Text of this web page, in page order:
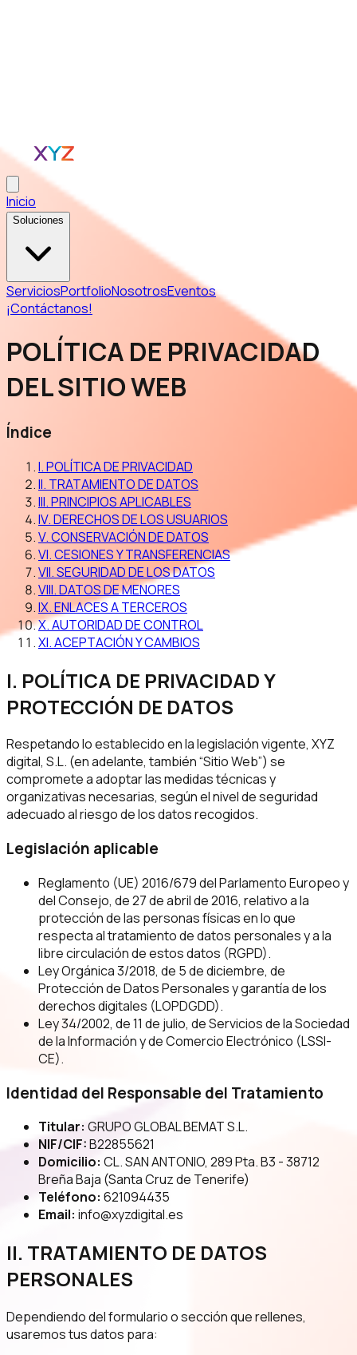
Inicio
Soluciones
ServiciosPortfolioNosotrosEventos
¡Contáctanos!
POLÍTICA DE PRIVACIDAD
DEL SITIO WEB
Índice
I. POLÍTICA DE PRIVACIDAD
II. TRATAMIENTO DE DATOS
III. PRINCIPIOS APLICABLES
IV. DERECHOS DE LOS USUARIOS
V. CONSERVACIÓN DE DATOS
VI. CESIONES Y TRANSFERENCIAS
VII. SEGURIDAD DE LOS DATOS
VIII. DATOS DE MENORES
IX. ENLACES A TERCEROS
X. AUTORIDAD DE CONTROL
XI. ACEPTACIÓN Y CAMBIOS
I. POLÍTICA DE PRIVACIDAD Y
PROTECCIÓN DE DATOS
Respetando lo establecido en la legislación vigente, XYZ
digital, S.L. (en adelante, también “Sitio Web”) se
compromete a adoptar las medidas técnicas y
organizativas necesarias, según el nivel de seguridad
adecuado al riesgo de los datos recogidos.
Legislación aplicable
Reglamento (UE) 2016/679 del Parlamento Europeo y
del Consejo, de 27 de abril de 2016, relativo a la
protección de las personas físicas en lo que
respecta al tratamiento de datos personales y a la
libre circulación de estos datos (RGPD).
Ley Orgánica 3/2018, de 5 de diciembre, de
Protección de Datos Personales y garantía de los
derechos digitales (LOPDGDD).
Ley 34/2002, de 11 de julio, de Servicios de la Sociedad
de la Información y de Comercio Electrónico (LSSI-
CE).
Identidad del Responsable del Tratamiento
Titular: GRUPO GLOBAL BEMAT S.L.
NIF/CIF:B22855621
Domicilio: CL. SAN ANTONIO, 289 Pta. B3 - 38712
Breña Baja (Santa Cruz de Tenerife)
Teléfono: 621094435
Email: info@xyzdigital.es
II. TRATAMIENTO DE DATOS
PERSONALES
Dependiendo del formulario o sección que rellenes,
usaremos tus datos para: